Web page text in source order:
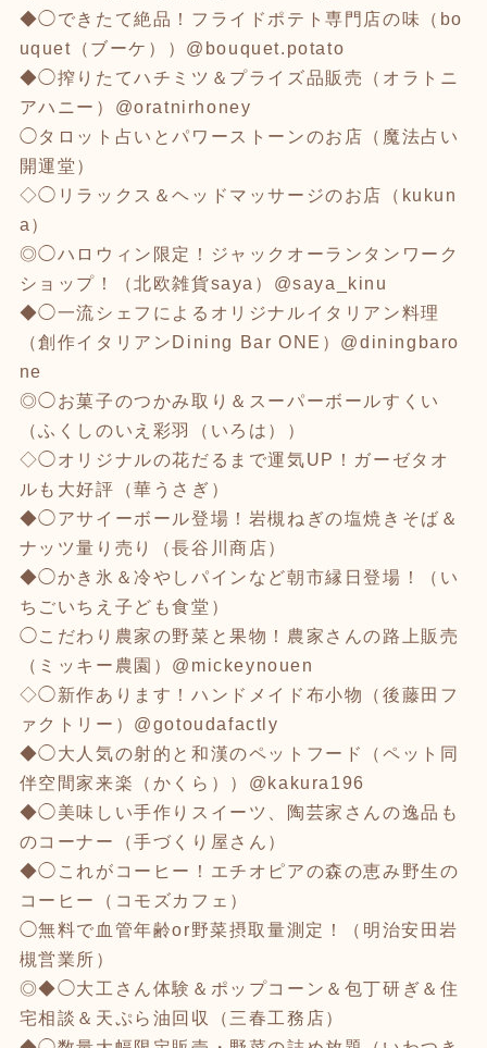
◆◯できたて絶品！フライドポテト専門店の味（bo
uquet（ブーケ））@bouquet.potato
◆◯搾りたてハチミツ＆プライズ品販売（オラトニ
アハニー）@oratnirhoney
◯タロット占いとパワーストーンのお店（魔法占い
開運堂）
◇◯リラックス＆ヘッドマッサージのお店（kukun
a）
◎◯ハロウィン限定！ジャックオーランタンワーク
ショップ！（北欧雑貨saya）@saya_kinu
◆◯一流シェフによるオリジナルイタリアン料理
（創作イタリアンDining Bar ONE）@diningbaro
ne
◎◯お菓子のつかみ取り＆スーパーボールすくい
（ふくしのいえ彩羽（いろは））
◇◯オリジナルの花だるまで運気UP！ガーゼタオ
ルも大好評（華うさぎ）
◆◯アサイーボール登場！岩槻ねぎの塩焼きそば＆
ナッツ量り売り（長谷川商店）
◆◯かき氷＆冷やしパインなど朝市縁日登場！（い
ちごいちえ子ども食堂）
◯こだわり農家の野菜と果物！農家さんの路上販売
（ミッキー農園）@mickeynouen
◇◯新作あります！ハンドメイド布小物（後藤田フ
ァクトリー）@gotoudafactly
◆◯大人気の射的と和漢のペットフード（ペット同
伴空間家来楽（かくら））@kakura196
◆◯美味しい手作りスイーツ、陶芸家さんの逸品も
のコーナー（手づくり屋さん）
◆◯これがコーヒー！エチオピアの森の恵み野生の
コーヒー（コモズカフェ）
◯無料で血管年齢or野菜摂取量測定！（明治安田岩
槻営業所）
◎◆◯大工さん体験＆ポップコーン＆包丁研ぎ＆住
宅相談＆天ぷら油回収（三春工務店）